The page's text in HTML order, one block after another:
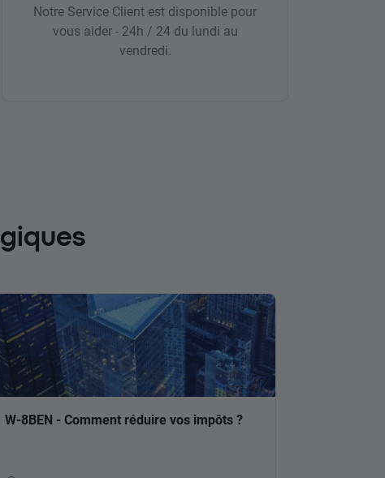
Notre Service Client est disponible pour
vous aider - 24h / 24 du lundi au
vendredi.
W-8BEN - Comment réduire vos impôts ?